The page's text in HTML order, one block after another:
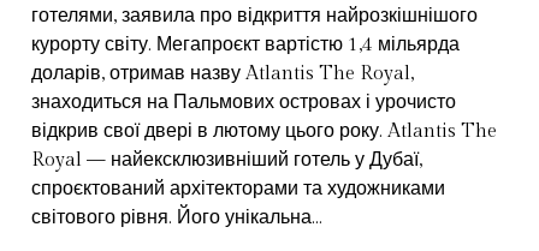
готелями, заявила про відкриття найрозкішнішого
курорту світу. Мегапроєкт вартістю 1,4 мільярда
доларів, отримав назву Atlantis The Royal,
знаходиться на Пальмових островах і урочисто
відкрив свої двері в лютому цього року. Atlantis The
Royal — найексклюзивніший готель у Дубаї,
спроєктований архітекторами та художниками
світового рівня. Його унікальна...